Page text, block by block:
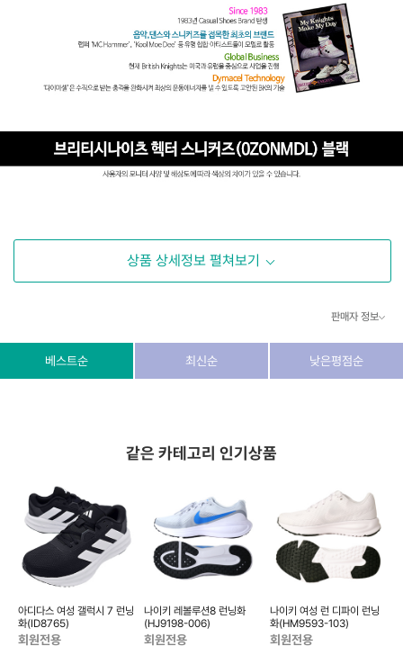
상품 상세정보 펼쳐보기
판매자 정보
상호/대표자 (주) 동이커머스
이메일
소재지 경기도 고양시 덕양구 꽃마을로64, 1235호
베스트순 최신순 낮은평점순
같은 카테고리 인기상품
아디다스 여성 갤럭시 7 런닝
화(ID8765)
회원전용
나이키 레볼루션8 런닝화
(HJ9198-006)
회원전용
나이키 여성 런 디파이 런닝
화(HM9593-103)
회원전용